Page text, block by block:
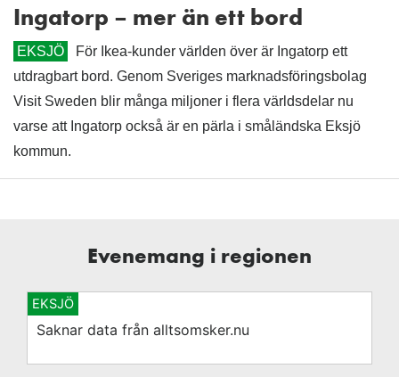
Ingatorp – mer än ett bord
EKSJÖ
För Ikea-kunder världen över är Ingatorp ett
utdragbart bord. Genom Sveriges marknadsföringsbolag
Visit Sweden blir många miljoner i flera världsdelar nu
varse att Ingatorp också är en pärla i småländska Eksjö
kommun.
Evenemang i regionen
EKSJÖ
Saknar data från alltsomsker.nu